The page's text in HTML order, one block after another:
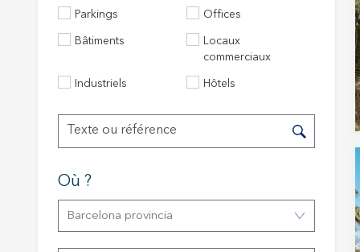
Parkings Offices
Bâtiments
Locaux
commerciaux
Industriels Hôtels
Où ?
Barcelona provincia